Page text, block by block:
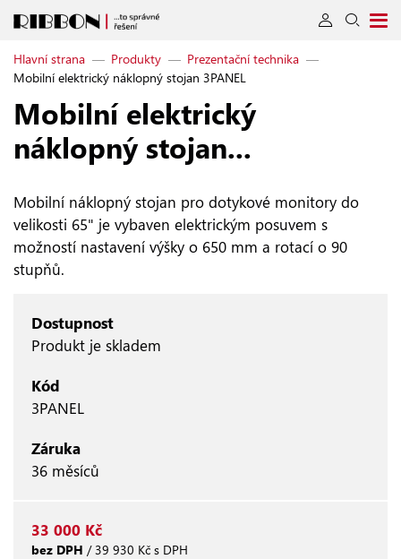
Hlavní strana — Produkty — Prezentační technika —
Mobilní elektrický náklopný stojan 3PANEL
Mobilní elektrický
náklopný stojan...
Mobilní náklopný stojan pro dotykové monitory do
velikosti 65" je vybaven elektrickým posuvem s
možností nastavení výšky o 650 mm a rotací o 90
stupňů.
Dostupnost
Produkt je skladem
Kód
3PANEL
Záruka
36 měsíců
33 000 Kč
bez DPH / 39 930 Kč s DPH